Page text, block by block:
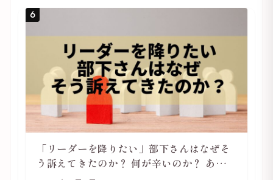
6
「リーダーを降りたい」部下さんはなぜそ
う訴えてきたのか？ 何が辛いのか？ あらた